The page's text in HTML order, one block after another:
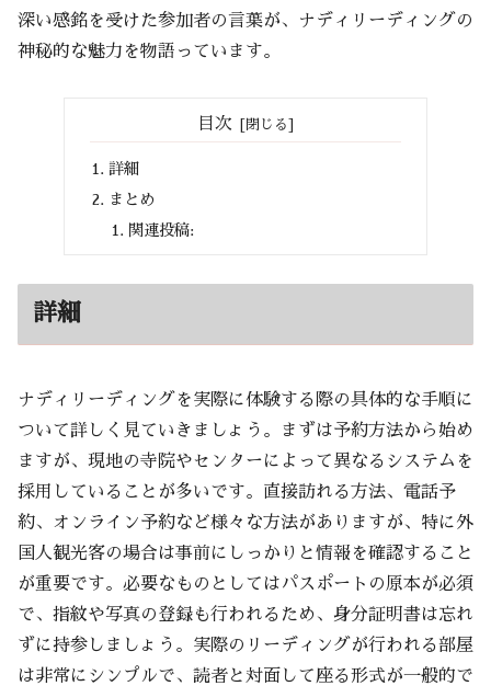
深い感銘を受けた参加者の言葉が、ナディリーディングの
神秘的な魅力を物語っています。
目次
詳細
まとめ
関連投稿:
詳細
ナディリーディングを実際に体験する際の具体的な手順に
ついて詳しく見ていきましょう。まずは予約方法から始め
ますが、現地の寺院やセンターによって異なるシステムを
採用していることが多いです。直接訪れる方法、電話予
約、オンライン予約など様々な方法がありますが、特に外
国人観光客の場合は事前にしっかりと情報を確認すること
が重要です。必要なものとしてはパスポートの原本が必須
で、指紋や写真の登録も行われるため、身分証明書は忘れ
ずに持参しましょう。実際のリーディングが行われる部屋
は非常にシンプルで、読者と対面して座る形式が一般的で